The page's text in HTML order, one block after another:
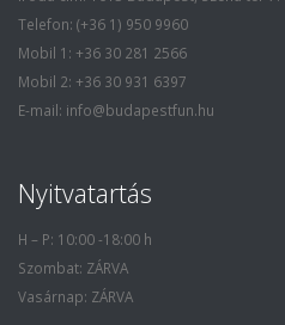
Telefon: (+36 1) 950 9960
Mobil 1: +36 30 281 2566
Mobil 2: +36 30 931 6397
E-mail: info@budapestfun.hu
Nyitvatartás
H – P: 10:00 -18:00 h
Szombat: ZÁRVA
Vasárnap: ZÁRVA